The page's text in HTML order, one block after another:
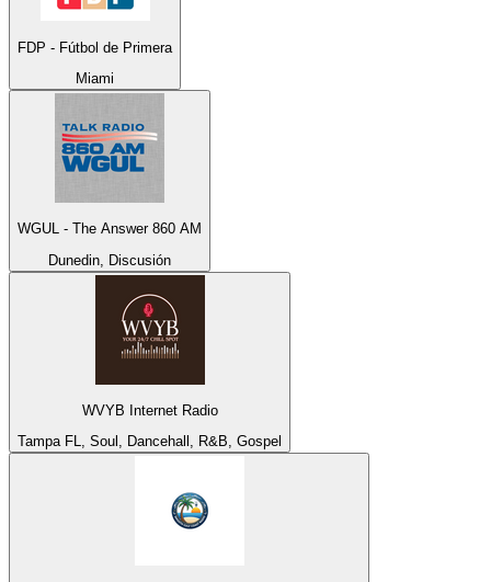
FDP - Fútbol de Primera
Miami
WGUL - The Answer 860 AM
Dunedin, Discusión
WVYB Internet Radio
Tampa FL, Soul, Dancehall, R&B, Gospel